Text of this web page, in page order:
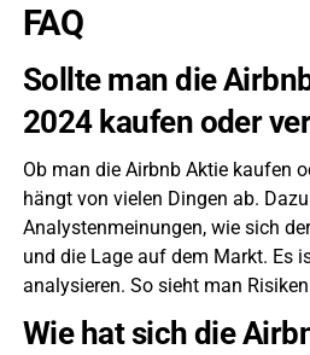
FAQ
Sollte man die
2024 kaufen oder
Ob man die Airbnb Aktie kaufen
hängt von vielen Dingen ab.
Analystenmeinungen, wie sich
und die Lage auf dem Markt. Es
analysieren. So sieht man
Wie hat sich die